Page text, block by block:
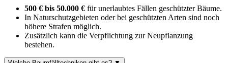
500 € bis 50.000 € für unerlaubtes Fällen geschützter Bäume.
In Naturschutzgebieten oder bei geschützten Arten sind noch
höhere Strafen möglich.
Zusätzlich kann die Verpflichtung zur Neupflanzung
bestehen.